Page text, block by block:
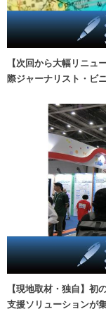
【次回から大幅リニ
際ジャーナリスト・ビ
【現地取材・独自】
支援ソリューションが